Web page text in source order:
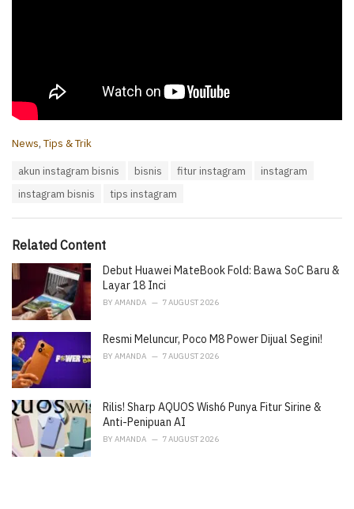
C
i
s
:
News,Tips & Trik
akun instagram bisnis bisnis fitur instagram
instagram
instagram bisnis
tips instagram
Related Content
Debut Huawei MateBook Fold: Bawa SoC Baru &
Layar 18 Inci
BY AMANDA 7 AUGUST 2026
Resmi Meluncur, Poco M8 Power Dijual Segini!
BY AMANDA 7 AUGUST 2026
Rilis! Sharp AQUOS Wish6 Punya Fitur Sirine &
Anti-Penipuan AI
BY AMANDA 7 AUGUST 2026